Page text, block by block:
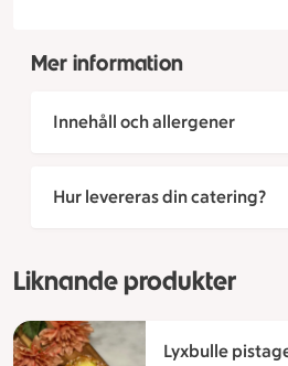
Mer information
Innehåll och allergener
Hur levereras din catering?
Liknande produkter
Lyxbulle